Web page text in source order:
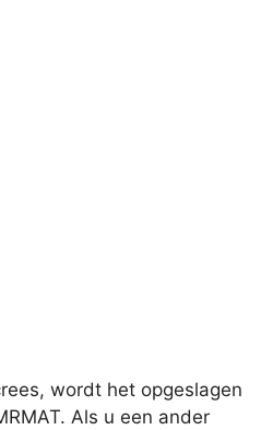
wordt het opgeslagen
Als u een ander